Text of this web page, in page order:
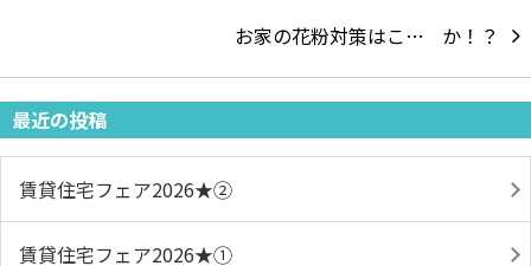
お家の花粉対策はこ…
最近の投稿
賃貸住宅フェア2026★➁
賃貸住宅フェア2026★①